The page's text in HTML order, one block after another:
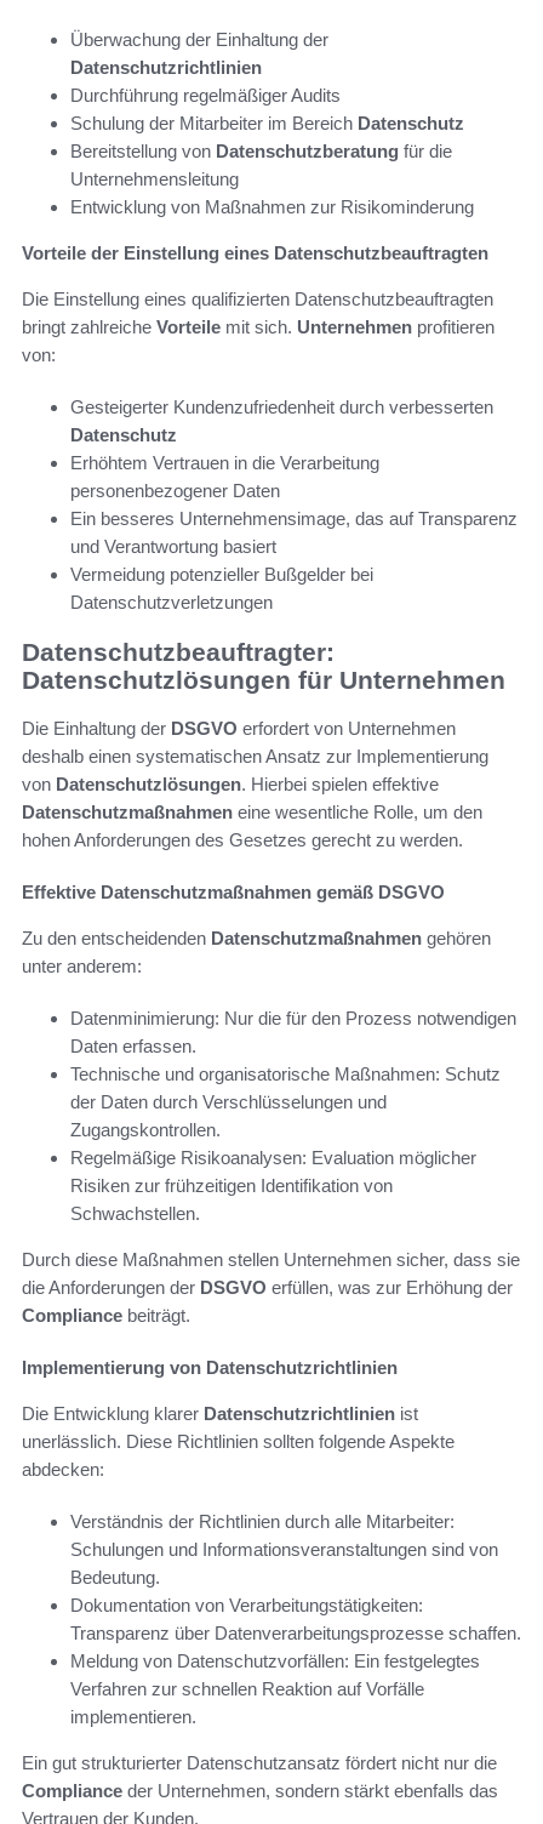
Überwachung der Einhaltung der
Datenschutzrichtlinien
Durchführung regelmäßiger Audits
Schulung der Mitarbeiter im Bereich Datenschutz
Bereitstellung von Datenschutzberatung für die
Unternehmensleitung
Entwicklung von Maßnahmen zur Risikominderung
Vorteile der Einstellung eines Datenschutzbeauftragten
Die Einstellung eines qualifizierten Datenschutzbeauftragten
bringt zahlreiche Vorteile mit sich. Unternehmen profitieren
von:
Gesteigerter Kundenzufriedenheit durch verbesserten
Datenschutz
Erhöhtem Vertrauen in die Verarbeitung
personenbezogener Daten
Ein besseres Unternehmensimage, das auf Transparenz
und Verantwortung basiert
Vermeidung potenzieller Bußgelder bei
Datenschutzverletzungen
Datenschutzbeauftragter:
Datenschutzlösungen für Unternehmen
Die Einhaltung der DSGVO erfordert von Unternehmen
deshalb einen systematischen Ansatz zur Implementierung
von Datenschutzlösungen. Hierbei spielen effektive
Datenschutzmaßnahmen eine wesentliche Rolle, um den
hohen Anforderungen des Gesetzes gerecht zu werden.
Effektive Datenschutzmaßnahmen gemäß DSGVO
Zu den entscheidenden Datenschutzmaßnahmen gehören
unter anderem:
Datenminimierung: Nur die für den Prozess notwendigen
Daten erfassen.
Technische und organisatorische Maßnahmen: Schutz
der Daten durch Verschlüsselungen und
Zugangskontrollen.
Regelmäßige Risikoanalysen: Evaluation möglicher
Risiken zur frühzeitigen Identifikation von
Schwachstellen.
Durch diese Maßnahmen stellen Unternehmen sicher, dass sie
die Anforderungen der DSGVO erfüllen, was zur Erhöhung der
Compliance beiträgt.
Implementierung von Datenschutzrichtlinien
Die Entwicklung klarer Datenschutzrichtlinien ist
unerlässlich. Diese Richtlinien sollten folgende Aspekte
abdecken:
Verständnis der Richtlinien durch alle Mitarbeiter:
Schulungen und Informationsveranstaltungen sind von
Bedeutung.
Dokumentation von Verarbeitungstätigkeiten:
Transparenz über Datenverarbeitungsprozesse schaffen.
Meldung von Datenschutzvorfällen: Ein festgelegtes
Verfahren zur schnellen Reaktion auf Vorfälle
implementieren.
Ein gut strukturierter Datenschutzansatz fördert nicht nur die
Compliance der Unternehmen, sondern stärkt ebenfalls das
Vertrauen der Kunden.